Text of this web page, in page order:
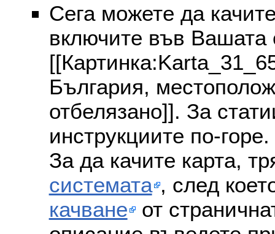
Сега можете да
включите във Вашата
България,
отбелязано]]. За
инструкциите по-горе.
За да качите карта,
системата , след
качване от